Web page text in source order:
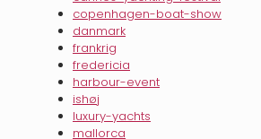
copenhagen-boat-show
danmark
frankrig
fredericia
harbour-event
ishøj
luxury-yachts
mallorca